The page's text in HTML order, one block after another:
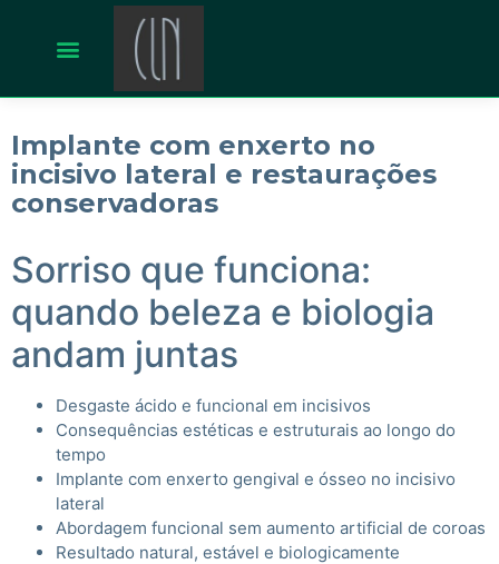
Implante com enxerto no
incisivo lateral e restaurações
conservadoras
Sorriso que funciona:
quando beleza e biologia
andam juntas
Desgaste ácido e funcional em incisivos
Consequências estéticas e estruturais ao longo do
tempo
Implante com enxerto gengival e ósseo no incisivo
lateral
Abordagem funcional sem aumento artificial de coroas
Resultado natural, estável e biologicamente